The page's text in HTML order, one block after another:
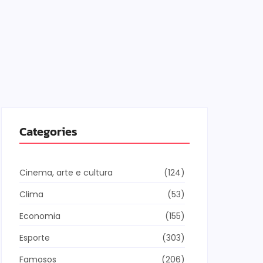
e Luciana Gimenez se
para fechar
e lançar programa
em 2026
Categories
Cinema, arte e cultura
(124)
Clima
(53)
Economia
(155)
Esporte
(303)
Famosos
(206)